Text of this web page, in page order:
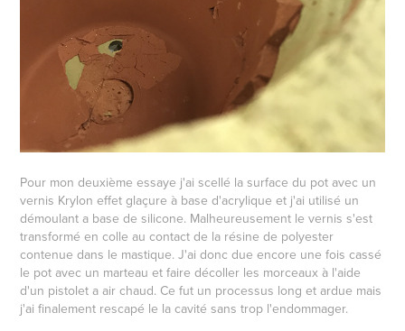
Pour mon deuxième essaye j'ai scellé la surface du pot avec un
vernis Krylon effet glaçure à base d'acrylique et j'ai utilisé un
démoulant a base de silicone. Malheureusement le vernis s'est
transformé en colle au contact de la résine de polyester
contenue dans le mastique. J'ai donc due encore une fois cassé
le pot avec un marteau et faire décoller les morceaux à l'aide
d'un pistolet a air chaud. Ce fut un processus long et ardue mais
j'ai finalement rescapé le la cavité sans trop l'endommager.